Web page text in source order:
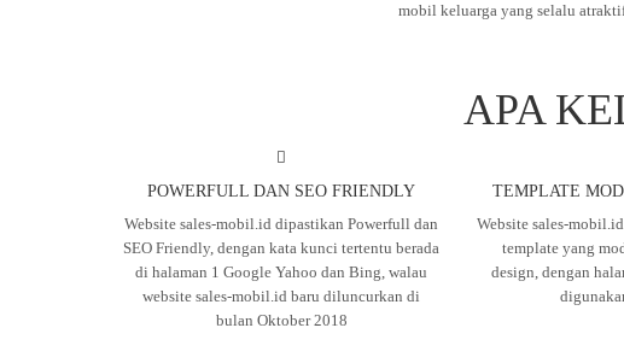
mobil keluarga yang selalu
APA
POWERFULL DAN SEO FRIENDLY
Website sales-mobil.id dipastikan Powerfull dan
SEO Friendly, dengan kata kunci tertentu berada
di halaman 1 Google Yahoo dan Bing, walau
website sales-mobil.id baru diluncurkan di
bulan Oktober 2018
TEMPLATE
Website sales-
template yang
design, dengan